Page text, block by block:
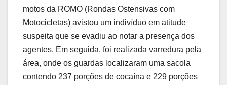
motos da ROMO (Rondas Ostensivas com
Motocicletas) avistou um indivíduo em atitude
suspeita que se evadiu ao notar a presença dos
agentes. Em seguida, foi realizada varredura pela
área, onde os guardas localizaram uma sacola
contendo 237 porções de cocaína e 229 porções